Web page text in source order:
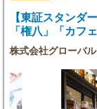
質管理： 着工後は現場に立ち会い、図面通りに施工が進んでいる
か、安全
▼ビル管理会社・
献： 「この予算なら、素材をこう変えればデザインイメージを保
ったまま
がデザイナ
【東証スタンダ
「権八」「カフ
ナー
株式会社グローバ